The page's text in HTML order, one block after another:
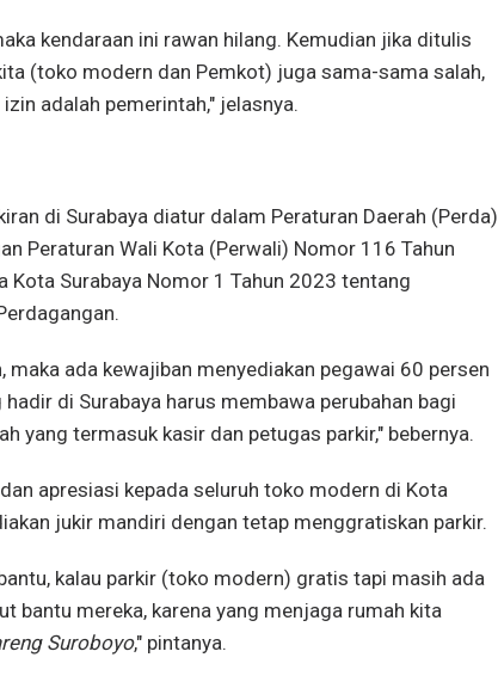
kendaraan ini rawan hilang. Kemudian jika ditulis
(toko modern dan Pemkot) juga sama-sama salah,
adalah pemerintah," jelasnya.
di Surabaya diatur dalam Peraturan Daerah (Perda)
Peraturan Wali Kota (Perwali) Nomor 116 Tahun
Kota Surabaya Nomor 1 Tahun 2023 tentang
ada kewajiban menyediakan pegawai 60 persen
di Surabaya harus membawa perubahan bagi
yang termasuk kasir dan petugas parkir," bebernya.
apresiasi kepada seluruh toko modern di Kota
jukir mandiri dengan tetap menggratiskan parkir.
kalau parkir (toko modern) gratis tapi masih ada
bantu mereka, karena yang menjaga rumah kita
Suroboyo," pintanya.